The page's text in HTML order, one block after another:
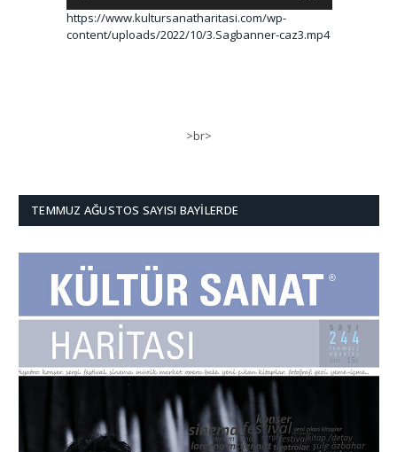
https://www.kultursanatharitasi.com/wp-
content/uploads/2022/10/3.Sagbanner-caz3.mp4
>br>
TEMMUZ AĞUSTOS SAYISI BAYILERDE